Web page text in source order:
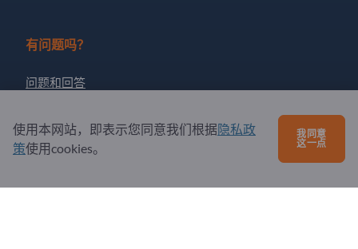
有问题吗？
问题和回答
关于我们
使用本网站，即表示您同意我们根据隐私政
策使用cookies。
我同意
这一点